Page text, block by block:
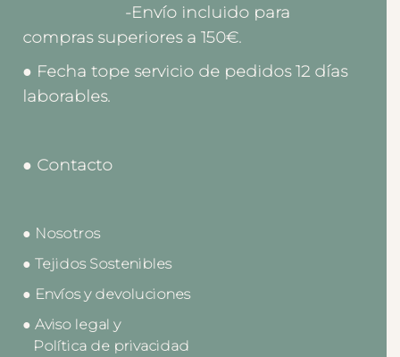
-Envío incluido para
compras superiores a 150€.
● Fecha tope servicio de pedidos 12 días
laborables.
● Contacto
● Nosotros
● Tejidos Sostenibles
● Envíos y devoluciones
● Aviso legal y
Política de privacidad